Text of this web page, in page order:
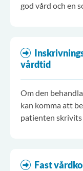
god vård och en
vårdtid
Om den
kan komma att
patienten skrivits
Fast